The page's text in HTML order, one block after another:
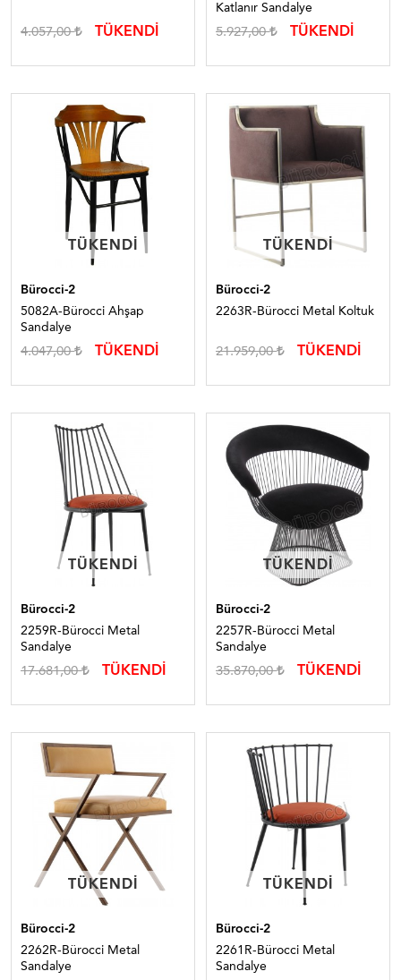
4.057,00 TÜKENDİ
Katlanır Sandalye
5.927,00 TÜKENDİ
TÜKENDI
TÜKENDI
Bürocci-2
5082A-Bürocci Ahşap
Sandalye
4.047,00 TÜKENDİ
TÜKENDI
TÜKENDI
Bürocci-2
2263R-Bürocci Metal Koltuk
21.959,00 TÜKENDİ
TÜKENDI
TÜKENDI
Bürocci-2
2259R-Bürocci Metal
Sandalye
17.681,00 TÜKENDİ
TÜKENDI
TÜKENDI
Bürocci-2
2257R-Bürocci Metal
Sandalye
35.870,00 TÜKENDİ
TÜKENDI
TÜKENDI
Bürocci-2
2262R-Bürocci Metal
Sandalye
TÜKENDI
TÜKENDI
Bürocci-2
2261R-Bürocci Metal
Sandalye